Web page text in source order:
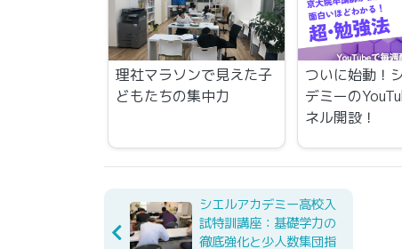
理社マラソンで見えた子
どもたちの集中力
ついに始動！
デミーの
ネル開設！
シエルアカデミー高校入
試特訓講座：基礎学力の
徹底強化と少人数集団指